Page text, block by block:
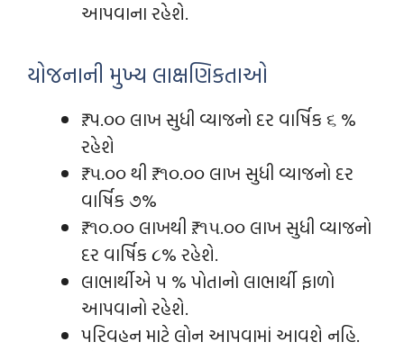
આપવાના રહેશે.
યોજનાની મુખ્ય લાક્ષણિકતાઓ
₹. પ.૦૦ લાખ સુધી વ્‍યાજનો દર વાર્ષિક ૬ %
રહેશે
₹. ૫.૦૦ થી ₹. ૧૦.૦૦ લાખ સુધી વ્‍યાજનો દર
વાર્ષિક ૭%
₹. ૧૦.૦૦ લાખથી ₹. ૧૫.૦૦ લાખ સુધી વ્‍યાજનો
દર વાર્ષિક ૮% રહેશે.
લાભાર્થીએ પ % પોતાનો લાભાર્થી ફાળો
આપવાનો રહેશે.
પરિવહન માટે લોન આપવામાં આવશે નહિ.